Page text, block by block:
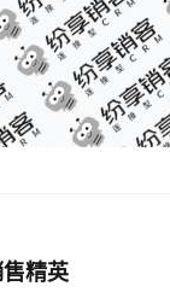
精英